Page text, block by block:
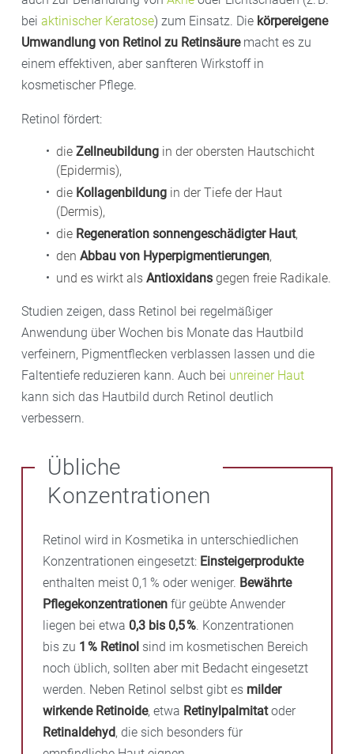
bei aktinischer Keratose) zum Einsatz. Die körpereigene
Umwandlung von Retinol zu Retinsäuremacht es zu
einem effektiven, aber sanfteren Wirkstoff in
kosmetischer Pflege.
Retinol fördert:
die Zellneubildung in der obersten Hautschicht
(Epidermis),
die Kollagenbildung in der Tiefe der Haut
(Dermis),
die Regeneration sonnengeschädigter Haut,
den Abbau von Hyperpigmentierungen,
und es wirkt als Antioxidans gegen freie Radikale.
Studien zeigen, dass Retinol bei regelmäßiger
Anwendung über Wochen bis Monate das Hautbild
verfeinern, Pigmentflecken verblassen lassen und die
Faltentiefe reduzieren kann. Auch bei unreiner Haut
kann sich das Hautbild durch Retinol deutlich
verbessern.
Übliche
Konzentrationen
Retinol wird in Kosmetika in unterschiedlichen
Konzentrationen eingesetzt: Einsteigerprodukte
enthalten meist 0,1 % oder weniger. Bewährte
Pflegekonzentrationen für geübte Anwender
liegen bei etwa 0,3 bis 0,5 %. Konzentrationen
bis zu 1 % Retinol sind im kosmetischen Bereich
noch üblich, sollten aber mit Bedacht eingesetzt
werden. Neben Retinol selbst gibt es milder
wirkende Retinoide, etwa Retinylpalmitatoder
Retinaldehyd, die sich besonders für